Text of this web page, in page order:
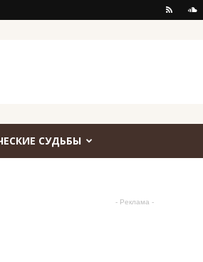
СУДЬБЫ
- Реклама -